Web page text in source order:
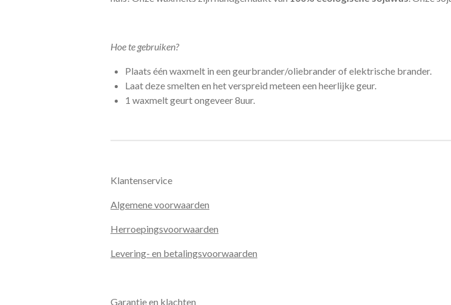
Hoe te gebruiken?
Plaats één waxmelt in een geurbrander/oliebrander of elektrische brander.
Laat deze smelten en het verspreid meteen een heerlijke geur.
1 waxmelt geurt ongeveer 8uur.
Klantenservice
Algemene voorwaarden
Herroepingsvoorwaarden
Levering- en betalingsvoorwaarden
Garantie en klachten